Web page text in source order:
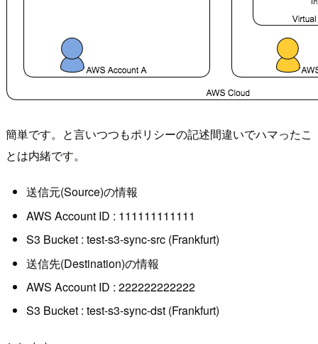
簡単です。と言いつつもポリシーの記述間違いでハマったこ
とは内緒です。
送信元(Source)の情報
AWS Account ID : 111111111111
S3 Bucket : test-s3-sync-src (Frankfurt)
送信先(Destination)の情報
AWS Account ID : 222222222222
S3 Bucket : test-s3-sync-dst (Frankfurt)